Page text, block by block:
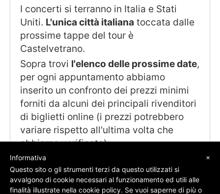
I concerti si terranno in Italia e Stati
Uniti. L'unica città italiana toccata dalle
prossime tappe del tour è
Castelvetrano.
Sopra trovi l'elenco delle prossime date,
per ogni appuntamento abbiamo
inserito un confronto dei prezzi minimi
forniti da alcuni dei principali rivenditori
di biglietti online (i prezzi potrebbero
variare rispetto all'ultima volta che
abbiamo verificato).
×
Informativa
Questo sito o gli strumenti terzi da questo utilizzati si
avvalgono di cookie necessari al funzionamento ed utili alle
finalità illustrate nella cookie policy. Se vuoi saperne di più o